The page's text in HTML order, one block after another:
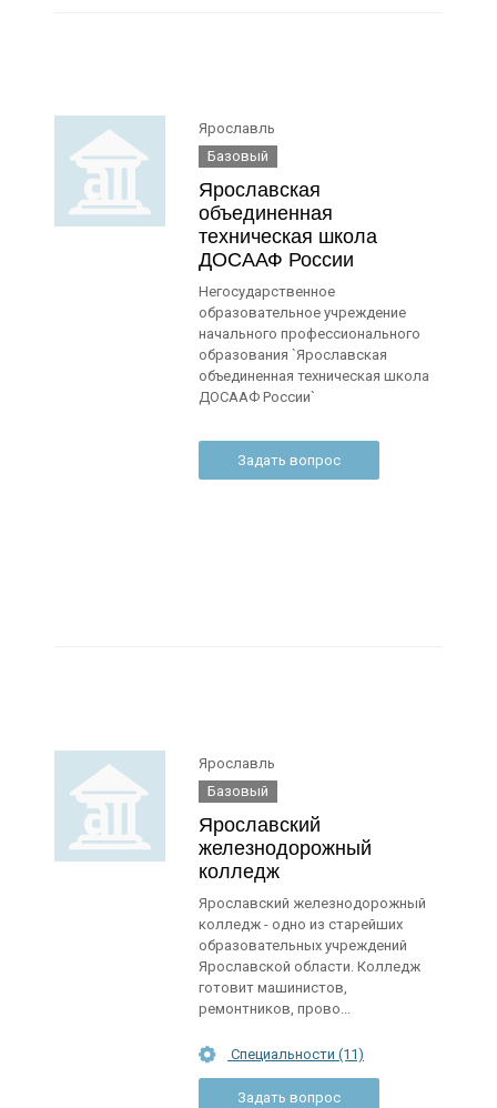
Ярославль
Базовый
Ярославская
объединенная
техническая школа
ДОСААФ России
Негосударственное
образовательное учреждение
начального профессионального
образования `Ярославская
объединенная техническая школа
ДОСААФ России`
Задать вопрос
Ярославль
Базовый
Ярославский
железнодорожный
колледж
Ярославский железнодорожный
колледж - одно из старейших
образовательных учреждений
Ярославской области. Колледж
готовит машинистов,
ремонтников, прово...
Специальности (11)
Задать вопрос